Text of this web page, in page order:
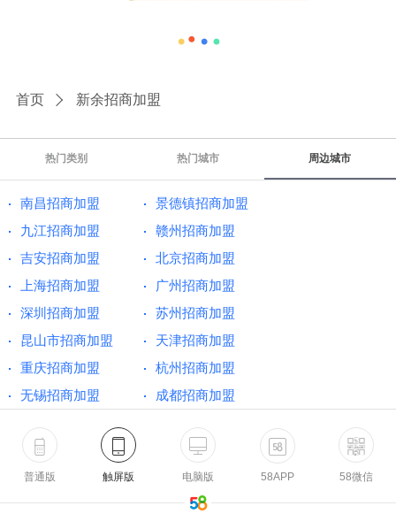
首页 新余招商加盟
热门类别 热门城市 周边城市
南昌招商加盟
景德镇招商加盟
九江招商加盟
赣州招商加盟
吉安招商加盟
北京招商加盟
上海招商加盟
广州招商加盟
深圳招商加盟
苏州招商加盟
昆山市招商加盟
天津招商加盟
重庆招商加盟
杭州招商加盟
无锡招商加盟
成都招商加盟
普通版 触屏版 电脑版 58APP 58微信